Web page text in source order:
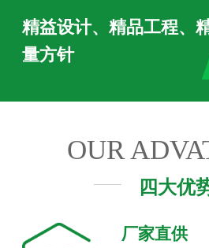
精益设计、精品工程、
量方针
OUR
四大优
厂家直供